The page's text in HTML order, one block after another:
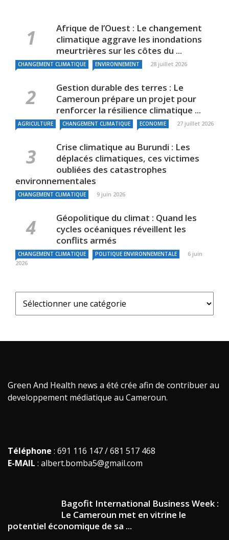
Afrique de l’Ouest : Le changement
climatique aggrave les inondations
meurtrières sur les côtes du ...
CHANGEMENT CLIMATIQUE ENVIRONNEMENT 28 juillet 2026
Gestion durable des terres : Le
Cameroun prépare un projet pour
renforcer la résilience climatique ...
AGRICULTURE CHANGEMENT CLIMATIQUE ECONOMIE 27 juillet 2026
Crise climatique au Burundi : Les
déplacés climatiques, ces victimes
oubliées des catastrophes
environnementales
CHANGEMENT CLIMATIQUE 9 juin 2026
Géopolitique du climat : Quand les
cycles océaniques réveillent les
conflits armés
CHANGEMENT CLIMATIQUE POLITIQUE ENVIRONNEMENTALE
6 juin
2026
Green And Health news a été crée afin de contribuer au
developpement médiatique au Cameroun.
Téléphone : 691 116 147 / 681 517 468
E-MAIL : albert.bomba5@gmail.com
Bagofit International Business Week :
Le Cameroun met en vitrine le
potentiel économique de sa ...